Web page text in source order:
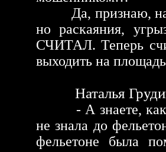
Да, признаю,
но раскаяния,
СЧИТАЛ. Теперь
выходить на
Наталья
- А знаете, как я
не знала до
фельетоне была